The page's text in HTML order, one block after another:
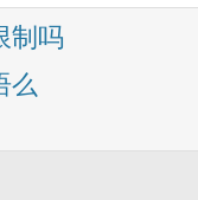
制吗
么